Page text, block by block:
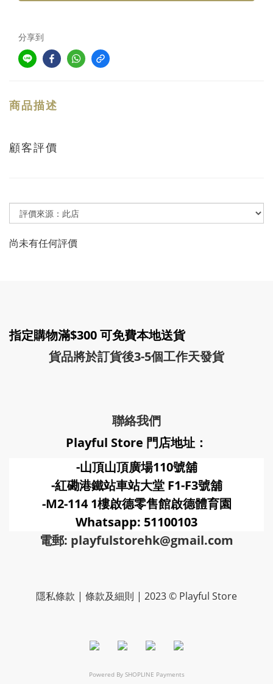
分享到
商品描述
顧客評價
尚未有任何評價
指定購物滿$300 可免費本地送貨
貨品將於訂貨後3-5個工作天發貨
聯絡我們
Playful Store 門店地址：
-山頂山頂廣場110號舖
-紅磡港鐵站車站大堂 F1-F3號舖
-M2-114 1樓啟德零售館啟德體育園
Whatsapp: 51100103
電郵: playfulstorehk@gmail.com
隱私條款 | 條款及細則 | 2023 © Playful Store
Powered By SHOPLINE Payments